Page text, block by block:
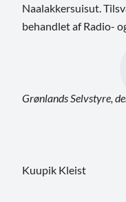
Naalakkersuisut.
behandlet af Radio-
Grønlands Selvstyre,
Kuupik Kleist